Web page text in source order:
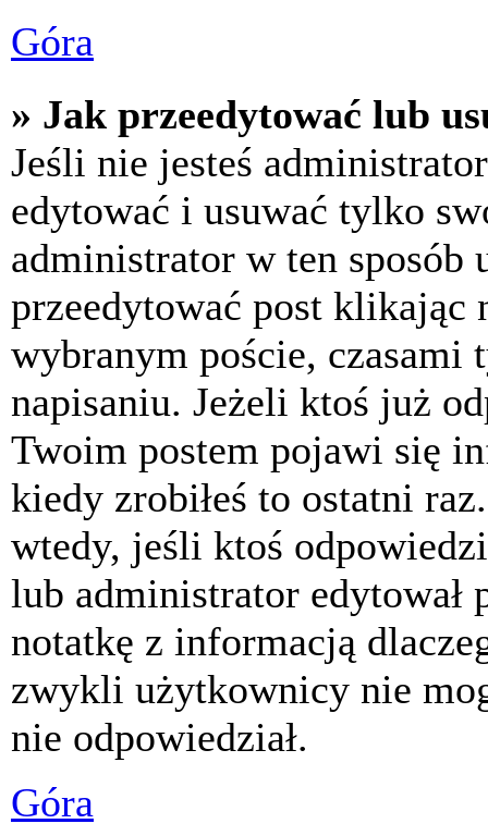
Góra
» Jak przeedytować lub
Jeśli nie jesteś
edytować i usuwać tylko
administrator w ten sposób
przeedytować post klikając
wybranym poście, czasami
napisaniu. Jeżeli ktoś już
Twoim postem pojawi się
kiedy zrobiłeś to ostatni
wtedy, jeśli ktoś
lub administrator edytował
notatkę z informacją
zwykli użytkownicy nie
nie odpowiedział.
Góra